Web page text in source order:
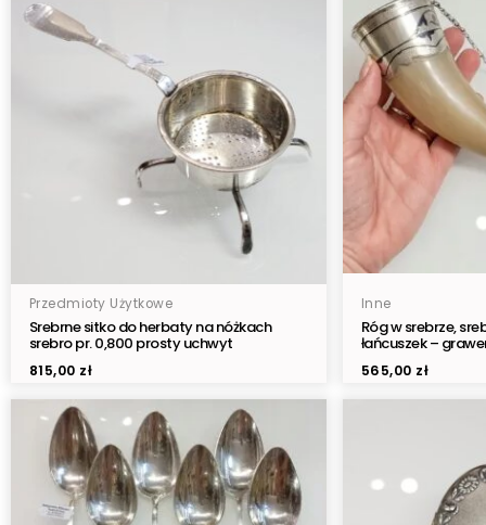
Przedmioty Użytkowe
Srebrne sitko do herbaty na nóżkach
srebro pr. 0,800 prosty uchwyt
815,00 zł
Inne
Róg w srebrze,
łańcuszek –
565,00 zł